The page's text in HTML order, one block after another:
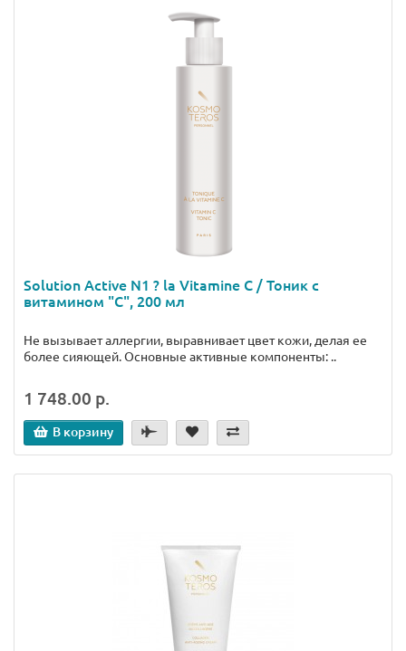
Solution Active N1 ? la Vitamine C / Тоник с
витамином "С", 200 мл
Не вызывает аллергии, выравнивает цвет кожи, делая ее
более сияющей. Основные активные компоненты: ..
1 748.00 р.
В корзину